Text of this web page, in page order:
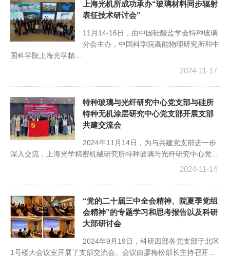
上海光机所成功承办“玻璃材料同步辐射
表征技术研讨会”
11月14-16日，由中国硅酸盐学会特种玻璃
分会主办，中国科学院高能物理研究所和中
国科学院上海光学精...
2024-11-17
特种玻璃与光纤研究中心党支部与硅所
特种无机涂层研究中心党支部开展支部
共建交流会
2024年11月14日，为与共建党支部进一步
深入交流，上海光学精密机械研究所特种玻璃与光纤研究中心党...
2024-11-14
“党的二十届三中全会精神、院夏季党组
会精神”的专题学习和思考报告以及科研
大部研讨会
2024年9月19日，科研四部各党支部于北区
1号楼大会议室开展了支部交流会。会议由廖梅松部长主持召开...